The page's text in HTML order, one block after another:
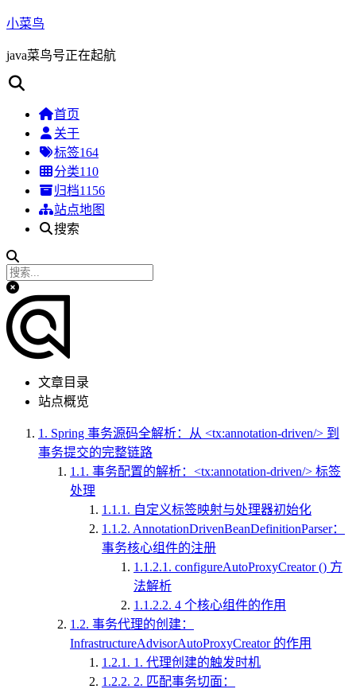
小菜鸟
java菜鸟号正在起航
首页
关于
标签164
分类110
归档1156
站点地图
搜索
文章目录
站点概览
1. Spring 事务源码全解析：从 <tx:annotation-driven/> 到
事务提交的完整链路
1.1. 事务配置的解析：<tx:annotation-driven/> 标签
处理
1.1.1. 自定义标签映射与处理器初始化
1.1.2. AnnotationDrivenBeanDefinitionParser：
事务核心组件的注册
1.1.2.1. configureAutoProxyCreator () 方
法解析
1.1.2.2. 4 个核心组件的作用
1.2. 事务代理的创建：
InfrastructureAdvisorAutoProxyCreator 的作用
1.2.1. 1. 代理创建的触发时机
1.2.2. 2. 匹配事务切面：